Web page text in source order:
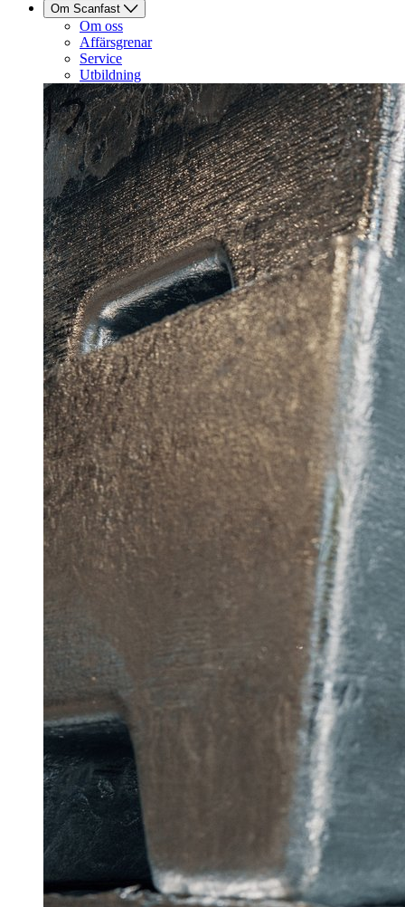
Om Scanfast
Om oss
Affärsgrenar
Service
Utbildning